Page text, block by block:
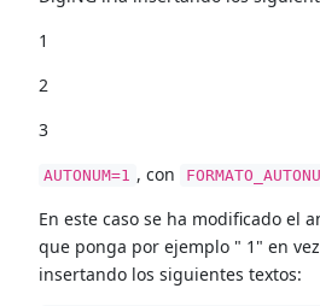
1
2
3
AUTONUM=1 , con
En este caso se ha modificado el
que ponga por ejemplo " 1" en
insertando los siguientes textos: